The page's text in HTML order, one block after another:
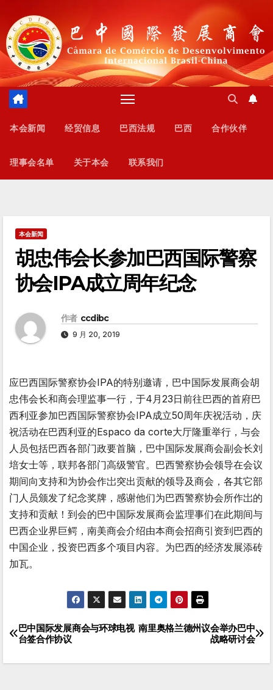
内
本会新闻 经贸信息 巴西法规 巴西 合作伙伴
理事会名单 关于本会 联系我们
本会新闻
胡忠伟会长参加巴西国际警察
协会IPA成立周年纪念
作者 ccdibc
9 月 20, 2019
应巴西国际警察协会IPA的特别邀请，巴中国际发展商会胡
忠伟会长和商会理监事一行，于4月23日前往巴西的首府巴
西利亚参加巴西国际警察协会IPA成立50周年庆祝活动，庆
祝活动在巴西利亚的Espaco da corte大厅隆重举行，与会
人员包括巴西各部门政要首脑，巴中国际发展商会副会长刘
培女士等，联邦各部门高级警官。巴西警察协会领导在会议
期间向支持和为协会作岀突出贡献的领导及商会，各其它部
门人员颁发了纪念奖牌，感谢他们为巴西警察协会所作岀的
支持和贡献！到会的巴中国际发展商会监理事们在此期间与
巴西企业界巨鳄，南美商会介绍由本商会招商引资到巴西的
中国企业，投资巴西多个项目内容。为巴西的经济发展添砖
加瓦。
文
章
南里奥格兰德州议会举办巴中
战略研讨会
巴中国际发展商会与环球电视
台签合作协议